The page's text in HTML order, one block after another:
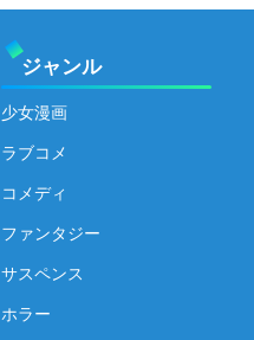
ジャンル
少女漫画
ラブコメ
コメディ
ファンタジー
サスペンス
ホラー